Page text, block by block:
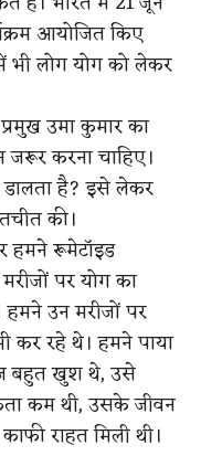
आयोजित किए
भी लोग योग को लेकर
उमा कुमार का
करना चाहिए।
डालता है? इसे लेकर
की।
हमने रूमेटॉइड
पर योग का
उन मरीजों पर
कर रहे थे। हमने पाया
बहुत खुश थे, उसे
कम थी, उसके जीवन
राहत मिली थी।